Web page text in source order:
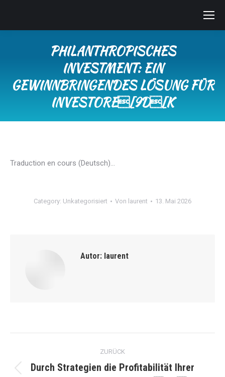
PHILANTHROPISCHES
INVESTMENT: EIN
GEWINNBRINGENDES LÖSUNG FÜR
INVESTORE[9D[K
Traduction en cours (Deutsch)…
Category: Unkategorisiert Von laurent 13. Mai 2026
Autor: laurent
Kommentarnavigation
ZURÜCK
Durch Strategien die Profitabilität Ihrer